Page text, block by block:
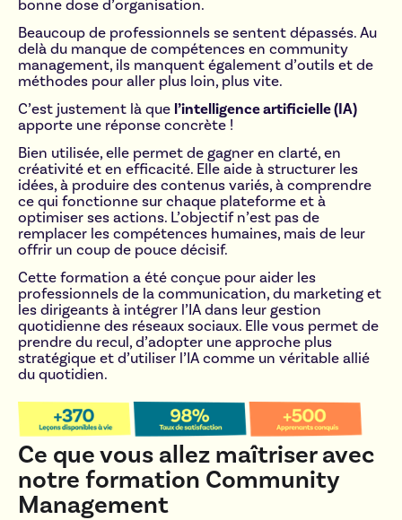
Beaucoup de professionnels se sentent dépassés. Au
delà du manque de compétences en community
management, ils manquent également d’outils et de
méthodes pour aller plus loin, plus vite.
C’est justement là que l’intelligence artificielle (IA)
apporte une réponse concrète !
Bien utilisée, elle permet de gagner en clarté, en
créativité et en efficacité. Elle aide à structurer les
idées, à produire des contenus variés, à comprendre
ce qui fonctionne sur chaque plateforme et à
optimiser ses actions. L’objectif n’est pas de
remplacer les compétences humaines, mais de leur
offrir un coup de pouce décisif.
Cette formation a été conçue pour aider les
professionnels de la communication, du marketing et
les dirigeants à intégrer l’IA dans leur gestion
quotidienne des réseaux sociaux. Elle vous permet de
prendre du recul, d’adopter une approche plus
stratégique et d’utiliser l’IA comme un véritable allié
du quotidien.
Ce que vous allez maîtriser avec
notre formation Community
Management